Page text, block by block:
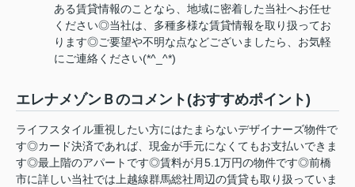
ある賃貸情報のことなら、地域に密着した当社へお任せ
ください◎当社は、多種多様な賃貸情報を取り扱ってお
ります◎ご要望や不明な点などございましたら、お気軽
にご連絡ください(*^_^*)
エレナメゾンＢのコメント(おすすめポイント)
ライフスタイル重視したい方にはたまらないデザイナーズ物件で
す◎カード決済であれば、現金が手元になくてもお支払いできま
す◎最上階のアパートです◎賃料が月5.1万円の物件です◎前橋
市に詳しい当社では上越線群馬総社周辺の賃貸も取り扱っていま